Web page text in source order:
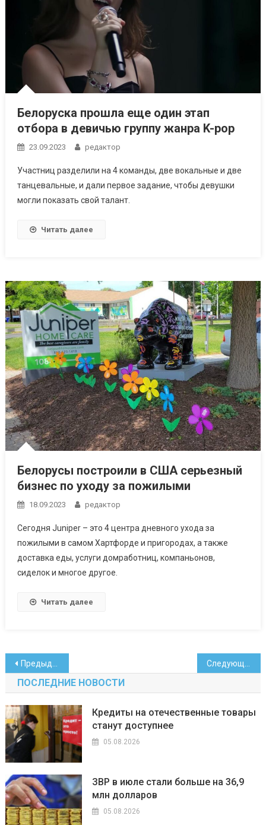
Белоруска прошла еще один этап
отбора в девичью группу жанра K-pop
23.09.2023 редактор
Участниц разделили на 4 команды, две вокальные и две
танцевальные, и дали первое задание, чтобы девушки
могли показать свой талант.
Читать далее
Белорусы построили в США серьезный
бизнес по уходу за пожилыми
18.09.2023 редактор
Сегодня Juniper – это 4 центра дневного ухода за
пожилыми в самом Хартфорде и пригородах, а также
доставка еды, услуги домработниц, компаньонов,
сиделок и многое другое.
Читать далее
Навигация
по
записям
Предыдущие записи
ПОСЛЕДНИЕ НОВОСТИ
Кредиты на отечественные товары
станут доступнее
05.08.2026
ЗВР в июле стали больше на 36,9
млн долларов
05.08.2026